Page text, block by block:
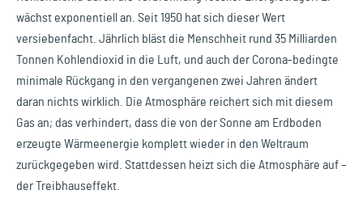
wächst exponentiell an. Seit 1950 hat sich dieser Wert
versiebenfacht. Jährlich bläst die Menschheit rund 35 Milliarden
Tonnen Kohlendioxid in die Luft, und auch der Corona-bedingte
minimale Rückgang in den vergangenen zwei Jahren ändert
daran nichts wirklich. Die Atmosphäre reichert sich mit diesem
Gas an; das verhindert, dass die von der Sonne am Erdboden
erzeugte Wärmeenergie komplett wieder in den Weltraum
zurückgegeben wird. Stattdessen heizt sich die Atmosphäre auf –
der Treibhauseffekt.